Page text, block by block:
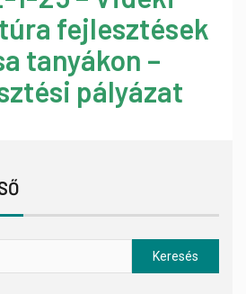
fejlesztések
tanyákon –
pályázat